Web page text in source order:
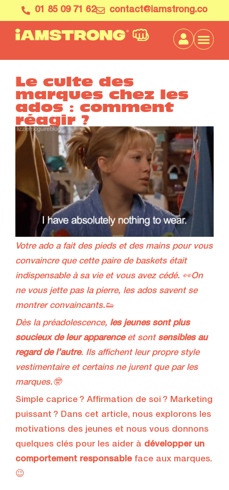
01 85 09 71 62 contact@iamstrong.co
Le culte des
marques chez les
ados : comment
réagir ?
Votre ado a fait des pieds et des mains pour vous
convaincre que cette paire de baskets était
indispensable à sa vie et vous avez cédé. 👀On
ne vous jette pas la pierre, les ados savent se
montrer convaincants.👟
Dès la préadolescence, les jeunes sont plus
soucieux de leur apparenceet sont sensibles au
regard de l’autre. Ils affichent leur propre style
vestimentaire et certains ne jurent que par les
marques.🤓
Simple caprice ? Affirmation de soi ? Marketing
puissant ? Dans cet article, nous explorons les
motivations des jeunes et nous vous donnons
quelques clés pour les aider à développer un
comportement responsable face aux marques.
😉